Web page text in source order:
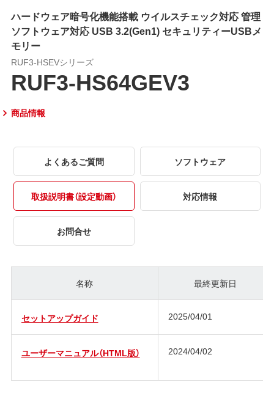
ハードウェア暗号化機能搭載 ウイルスチェック対応 管理
ソフトウェア対応 USB 3.2(Gen1) セキュリティーUSBメ
モリー
RUF3-HSEVシリーズ
RUF3-HS64GEV3
商品情報
よくあるご質問 ソフトウェア
取扱説明書（設定動画） 対応情報
お問合せ
名称 最終更新日
セットアップガイド 2025/04/01
ユーザーマニュアル（HTML版） 2024/04/02